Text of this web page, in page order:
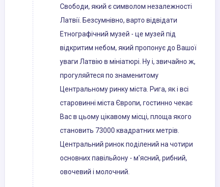
Свободи, який є символом незалежності
Латвії. Безсумнівно, варто відвідати
Етнографічний музей - це музей під
відкритим небом, який пропонує до Вашої
уваги Латвію в мініатюрі. Ну і, звичайно ж,
прогуляйтеся по знаменитому
Центральному ринку міста. Рига, як і всі
старовинні міста Європи, гостинно чекає
Вас в цьому цікавому місці, площа якого
становить 73000 квадратних метрів.
Центральний ринок поділений на чотири
основних павільйону - м'ясний, рибний,
овочевий і молочний.